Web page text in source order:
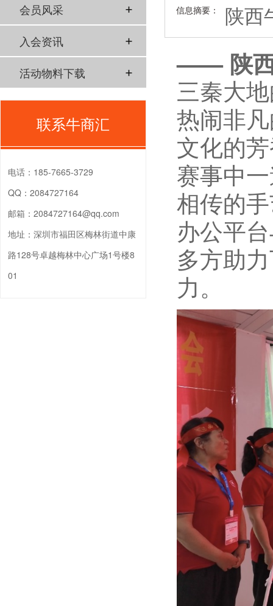
信息摘要： 陕西
—— 陕西
三秦大
热闹非
文化的
赛事中
相传的
办公平
多方助
力。
会员风采
入会资讯
活动物料下载
联系牛商汇
电话： 185-7665-3729
QQ： 2084727164
邮箱： 2084727164@qq.com
地址： 深圳市福田区梅林街道中康
路128号卓越梅林中心广场1号楼8
01